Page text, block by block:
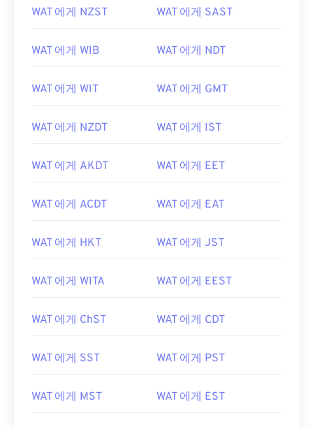
WAT 에게 NZST WAT 에게 SAST
WAT 에게 WIB WAT 에게 NDT
WAT 에게 WIT WAT 에게 GMT
WAT 에게 NZDT WAT 에게 IST
WAT 에게 AKDT WAT 에게 EET
WAT 에게 ACDT WAT 에게 EAT
WAT 에게 HKT WAT 에게 JST
WAT 에게 WITA WAT 에게 EEST
WAT 에게 ChST WAT 에게 CDT
WAT 에게 SST WAT 에게 PST
WAT 에게 MST WAT 에게 EST